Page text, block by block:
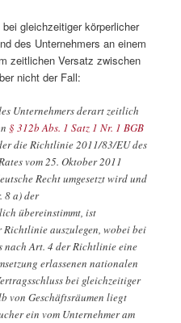
gleichzeitiger körperlicher
des Unternehmers an einem
zeitlichen Versatz zwischen
nicht der Fall:
Unternehmers derart zeitlich
§ 312b Abs. 1 Satz 1 Nr. 1 BGB
die Richtlinie 2011/83/EU des
vom 25. Oktober 2011
Recht umgesetzt wird und
8 a) der
übereinstimmt, ist
auszulegen, wobei bei
nach Art. 4 der Richtlinie eine
erlassenen nationalen
bei gleichzeitiger
von Geschäftsräumen liegt
ein vom Unternehmer am